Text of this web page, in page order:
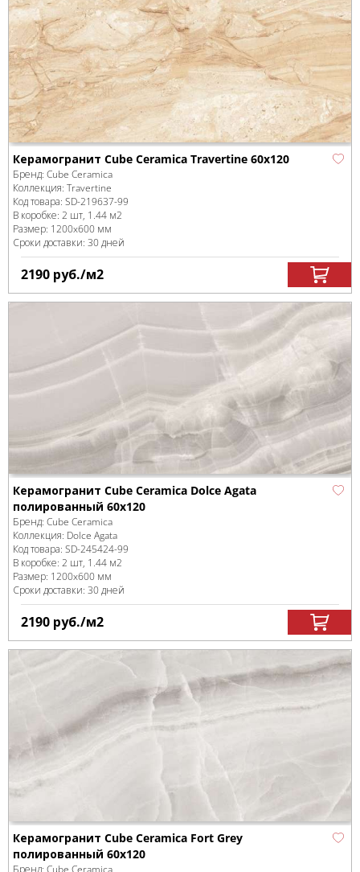
Керамогранит Cube Ceramica Travertine 60x120
Бренд: Cube Ceramica
Коллекция: Travertine
Код товара: SD-219637-99
В коробке: 2 шт, 1.44 м2
Размер: 1200x600 мм
Сроки доставки: 30 дней
2190 руб./м2
Керамогранит Cube Ceramica Dolce Agata
полированный 60x120
Бренд: Cube Ceramica
Коллекция: Dolce Agata
Код товара: SD-245424-99
В коробке: 2 шт, 1.44 м2
Размер: 1200x600 мм
Сроки доставки: 30 дней
2190 руб./м2
Керамогранит Cube Ceramica Fort Grey
полированный 60x120
Бренд: Cube Ceramica